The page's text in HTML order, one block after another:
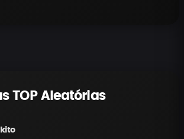
TOP Aleatórias